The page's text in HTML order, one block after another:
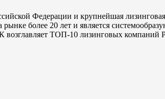
Федерации и крупнейшая
более 20 лет и является
ТОП-10 лизинговых компаний